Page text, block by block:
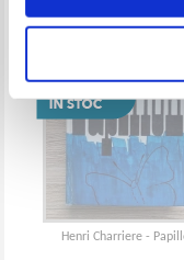
Henri Charriere -